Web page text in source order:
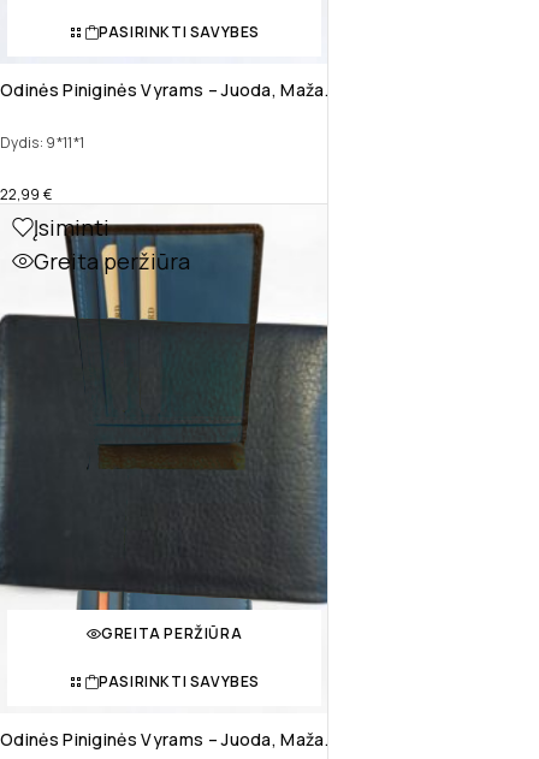
PASIRINKTI SAVYBES
Odinės Piniginės Vyrams – Juoda, Maža.
Dydis: 9*11*1
22,99 €
Įsiminti
Greita peržiūra
GREITA PERŽIŪRA
PASIRINKTI SAVYBES
Odinės Piniginės Vyrams – Juoda, Maža.